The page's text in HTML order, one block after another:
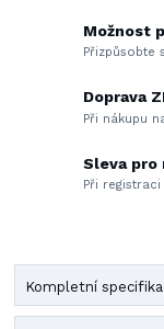
Možnost
Přizpůsobte
Doprava
Při nákupu
Sleva pro
Při
Kompletní